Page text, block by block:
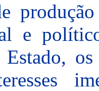
e
Estado,